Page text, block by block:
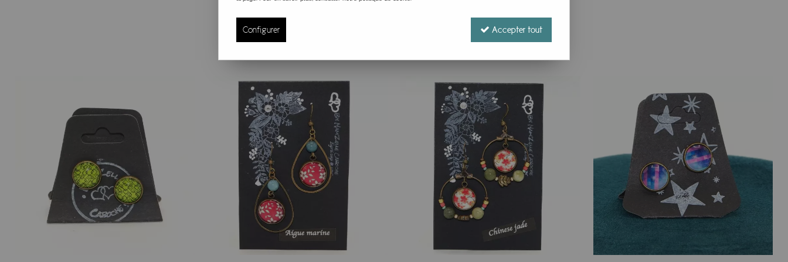
elles sont proposées avec d’autres accessoires femme originaux, le coin des filles qui aiment la fantaisie.
lumineux. Les marchés de créateurs ont vu ses premières collections fleurir, puis elle nous a proposé ses services. Aujourd’hui nous sommes ravis de distribuer ses boucles
d’oreilles partout en France et en Belgique grâce à notre boutique en ligne. Le charme de la Vienne se glisse ainsi à vos oreilles en quelques clics.
La technique du cabochon : élégance simple et petit prix
Pourquoi ces boucles restent elles abordables malgré le travail manuel ? Tout vient du cabochon : une lentille de verre parfaitement transparente, bombée, qui amplifie un motif
imprimé en très haute résolution. Une fois la mini illustration découpée, elle est collée sous le cabochon avec une résine claire, puis l’ensemble est serti dans son support bronze.
Le processus exige minutie et patience mais ne réclame ni pierres précieuses ni métaux rares. La créatrice peut ainsi proposer des pièces quasiment uniques sans faire grimper le
tarif. Résultat : un bijou léger, sans nickel, visuellement riche, accessible à tous les budgets.
Des motifs qui changent au fil des saisons
Les ronds fleuris s’effacent parfois pour laisser place à des arabesques turquoise, puis reviennent sous forme de petits pois pastel. La créatrice renouvelle les dessins quasiment
en permanence afin de garder l’effet coup de cœur. Nous recevons régulièrement de nouveaux arrivages ; l’inventaire tourne vite, c’est pourquoi nous ne détaillons pas chaque
modèle ici. Sur la fiche produit, vous trouverez toujours nos photos : là aussi c'est du fait-maison. Si une référence s’épuise, elle ne revient pas car les séries sont très limitées ;
Configurer Accepter tout